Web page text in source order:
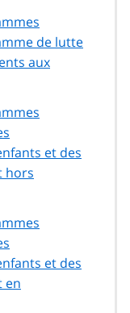
de lutte
aux
et des
hors
et des
en